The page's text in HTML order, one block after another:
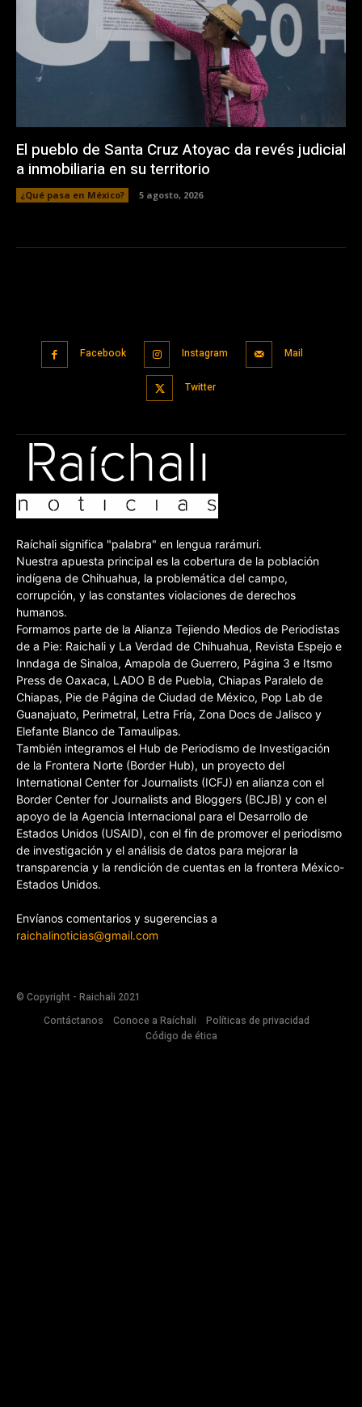
El pueblo de Santa Cruz Atoyac da revés judicial
a inmobiliaria en su territorio
¿Qué pasa en México? 5 agosto, 2026
Facebook Instagram Mail
Twitter
Raíchali significa "palabra" en lengua rarámuri.
Nuestra apuesta principal es la cobertura de la población
indígena de Chihuahua, la problemática del campo,
corrupción, y las constantes violaciones de derechos
humanos.
Formamos parte de la Alianza Tejiendo Medios de Periodistas
de a Pie: Raichali y La Verdad de Chihuahua, Revista Espejo e
Inndaga de Sinaloa, Amapola de Guerrero, Página 3 e Itsmo
Press de Oaxaca, LADO B de Puebla, Chiapas Paralelo de
Chiapas, Pie de Página de Ciudad de México, Pop Lab de
Guanajuato, Perimetral, Letra Fría, Zona Docs de Jalisco y
Elefante Blanco de Tamaulipas.
También integramos el Hub de Periodismo de Investigación
de la Frontera Norte (Border Hub), un proyecto del
International Center for Journalists (ICFJ) en alianza con el
Border Center for Journalists and Bloggers (BCJB) y con el
apoyo de la Agencia Internacional para el Desarrollo de
Estados Unidos (USAID), con el fin de promover el periodismo
de investigación y el análisis de datos para mejorar la
transparencia y la rendición de cuentas en la frontera México-
Estados Unidos.
Envíanos comentarios y sugerencias a
raichalinoticias@gmail.com
© Copyright - Raichali 2021
Contáctanos
Conoce a Raíchali
Políticas de privacidad
Código de ética